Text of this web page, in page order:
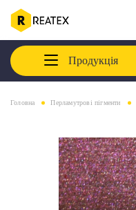
Продукція
Головна Перламутрові пігменти